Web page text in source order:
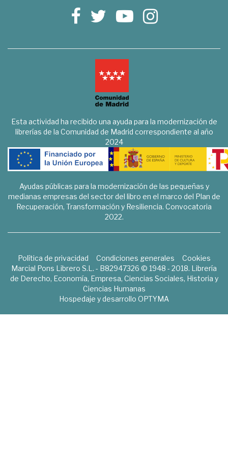
Esta actividad ha recibido una ayuda para la modernización de
librerías de la Comunidad de Madrid correspondiente al año
2024
Ayudas públicas para la modernización de las pequeñas y
medianas empresas del sector del libro en el marco del Plan de
Recuperación, Transformación y Resiliencia. Convocatoria
2022.
Política de privacidad Condiciones generales
Cookies
Marcial Pons Librero S.L. - B82947326 © 1948 - 2018. Librería
de Derecho, Economía, Empresa, Ciencias Sociales, Historia y
Ciencias Humanas
Hospedaje y desarrollo OPTYMA